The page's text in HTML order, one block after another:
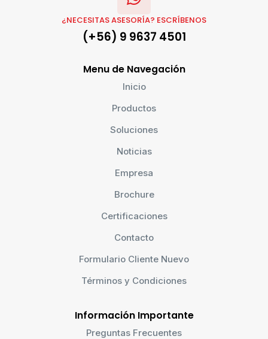
¿NECESITAS ASESORÍA? ESCRÍBENOS
(+56) 9 9637 4501
Menu de Navegación
Inicio
Productos
Soluciones
Noticias
Empresa
Brochure
Certificaciones
Contacto
Formulario Cliente Nuevo
Términos y Condiciones
Información Importante
Preguntas Frecuentes